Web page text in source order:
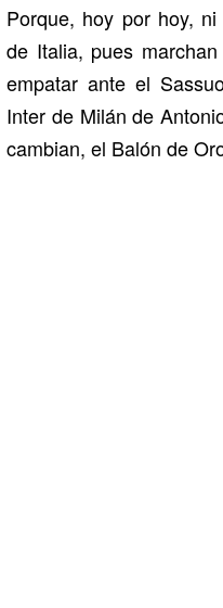
Porque, hoy por hoy,
de Italia, pues
empatar ante el
Inter de Milán de
cambian, el Balón de